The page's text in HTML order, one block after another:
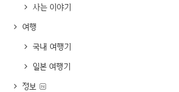
사는 이야기
여행
국내 여행기
일본 여행기
정보